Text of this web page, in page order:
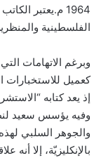
1964 م.يعتبر
الفلسطينية
وبرغم الاتهامات
كعميل للاستخبارات
إذ يعد كتابه
وفيه يؤسس سعيد
والجوهر السلبي
بالإنكليزيّة، إلا